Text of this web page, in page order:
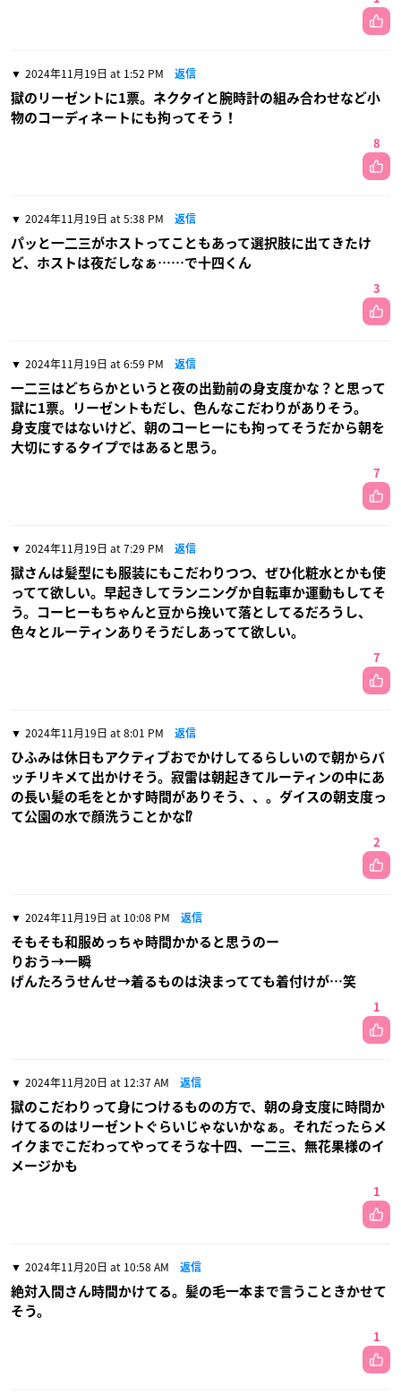
2024年11月19日 at 1:52 PM 返信
獄のリーゼントに1票。ネクタイと腕時計の組み合わせなど小
物のコーディネートにも拘ってそう！
8
2024年11月19日 at 5:38 PM 返信
パッと一二三がホストってこともあって選択肢に出てきたけ
ど、ホストは夜だしなぁ……で十四くん
3
2024年11月19日 at 6:59 PM 返信
一二三はどちらかというと夜の出勤前の身支度かな？と思って
獄に1票。リーゼントもだし、色んなこだわりがありそう。
身支度ではないけど、朝のコーヒーにも拘ってそうだから朝を
大切にするタイプではあると思う。
7
2024年11月19日 at 7:29 PM 返信
獄さんは髪型にも服装にもこだわりつつ、ぜひ化粧水とかも使
ってて欲しい。早起きしてランニングか自転車か運動もしてそ
う。コーヒーもちゃんと豆から挽いて落としてるだろうし、
色々とルーティンありそうだしあってて欲しい。
7
2024年11月19日 at 8:01 PM 返信
ひふみは休日もアクティブおでかけしてるらしいので朝からバ
ッチリキメて出かけそう。寂雷は朝起きてルーティンの中にあ
の長い髪の毛をとかす時間がありそう、、。ダイスの朝支度っ
て公園の水で顔洗うことかな⁉️
2
2024年11月19日 at 10:08 PM 返信
そもそも和服めっちゃ時間かかると思うのー
りおう→一瞬
げんたろうせんせ→着るものは決まってても着付けが…笑
1
2024年11月20日 at 12:37 AM 返信
獄のこだわりって身につけるものの方で、朝の身支度に時間か
けてるのはリーゼントぐらいじゃないかなぁ。それだったらメ
イクまでこだわってやってそうな十四、一二三、無花果様のイ
メージかも
1
2024年11月20日 at 10:58 AM 返信
絶対入間さん時間かけてる。髪の毛一本まで言うこときかせて
そう。
1